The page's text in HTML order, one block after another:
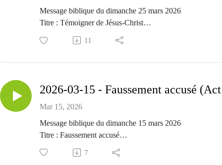
Message biblique du dimanche 25 mars 2026
Titre : Témoigner de Jésus-Christ
Passage biblique : Actes 21.37-22.21
Prédicateur : Alexandre Marquis
11
Mar 15, 2026
Message biblique du dimanche 15 mars 2026
Titre : Faussement accusé
Passage biblique : Actes 21.17-36
Prédicateur : Faussement accusé
7